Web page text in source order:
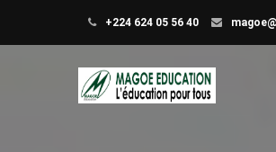
+224 624 05 56 40